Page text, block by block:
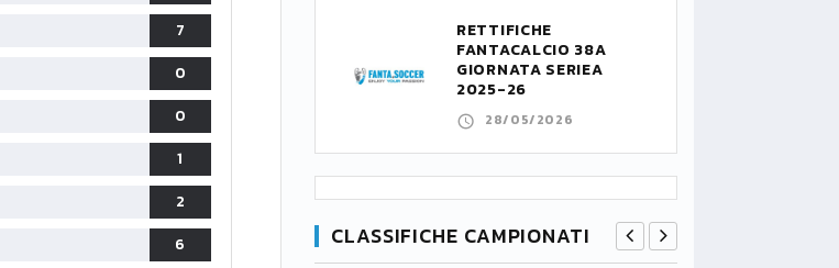
7
0
0
1
2
6
RETTIFICHE
FANTACALCIO 38A
GIORNATA SERIEA
2025-26
28/05/2026
CLASSIFICHE CAMPIONATI